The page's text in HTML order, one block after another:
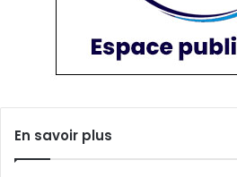
En savoir plus